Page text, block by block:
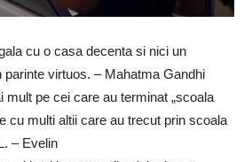
cu o casa decenta si nici un
parinte virtuos. – Mahatma Gandhi
mult pe cei care au terminat „scoala
cu multi altii care au trecut prin scoala
– Evelin